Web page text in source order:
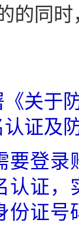
的同
关于
证及
要登
认证
份证